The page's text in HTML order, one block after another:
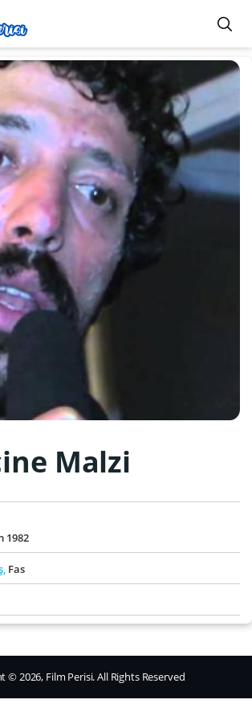
Malzi
1982
Fas
© 2026, Film Perisi. All Rights Reserved